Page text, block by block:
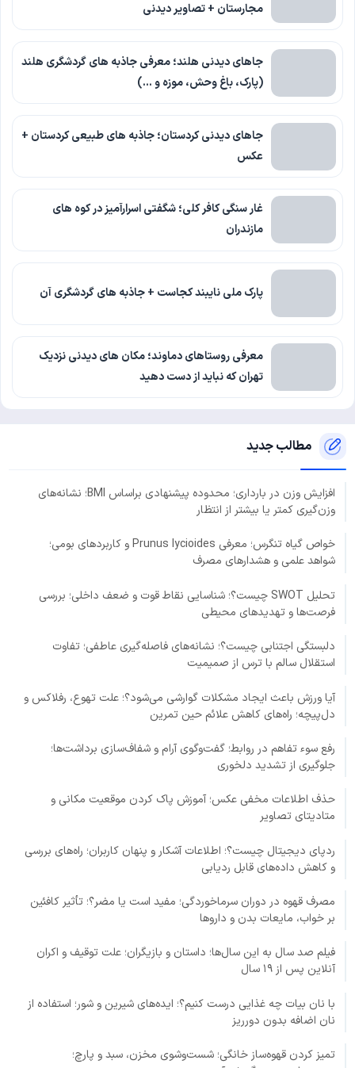
مجارستان + تصاویر دیدنی
جاهای دیدنی هلند؛ معرفی جاذبه های گردشگری هلند
(پارک، باغ وحش، موزه و …)
جاهای دیدنی کردستان؛ جاذبه های طبیعی کردستان +
عکس
غار سنگی کافر کلی؛ شگفتی اسرارآمیز در کوه های
مازندران
پارک ملی نایبند کجاست + جاذبه های گردشگری آن
معرفی روستاهای دماوند؛ مکان های دیدنی نزدیک
تهران که نباید از دست دهید
مطالب جدید
افزایش وزن در بارداری؛ محدوده پیشنهادی براساس BMI؛ نشانه‌های
وزن‌گیری کمتر یا بیشتر از انتظار
خواص گیاه تنگرس؛ معرفی Prunus lycioides و کاربردهای بومی؛
شواهد علمی و هشدارهای مصرف
تحلیل SWOT چیست؟؛ شناسایی نقاط قوت و ضعف داخلی؛ بررسی
فرصت‌ها و تهدیدهای محیطی
دلبستگی اجتنابی چیست؟؛ نشانه‌های فاصله‌گیری عاطفی؛ تفاوت
استقلال سالم با ترس از صمیمیت
آیا ورزش باعث ایجاد مشکلات گوارشی می‌شود؟؛ علت تهوع، رفلاکس و
دل‌پیچه؛ راه‌های کاهش علائم حین تمرین
رفع سوء تفاهم در روابط؛ گفت‌وگوی آرام و شفاف‌سازی برداشت‌ها؛
جلوگیری از تشدید دلخوری
حذف اطلاعات مخفی عکس؛ آموزش پاک کردن موقعیت مکانی و
متادیتای تصاویر
ردپای دیجیتال چیست؟؛ اطلاعات آشکار و پنهان کاربران؛ راه‌های بررسی
و کاهش داده‌های قابل ردیابی
مصرف قهوه در دوران سرماخوردگی؛ مفید است یا مضر؟؛ تأثیر کافئین
بر خواب، مایعات بدن و داروها
فیلم صد سال به این سال‌ها؛ داستان و بازیگران؛ علت توقیف و اکران
آنلاین پس از ۱۹ سال
با نان بیات چه غذایی درست کنیم؟؛ ایده‌های شیرین و شور؛ استفاده از
نان اضافه بدون دورریز
تمیز کردن قهوه‌ساز خانگی؛ شست‌وشوی مخزن، سبد و پارچ؛